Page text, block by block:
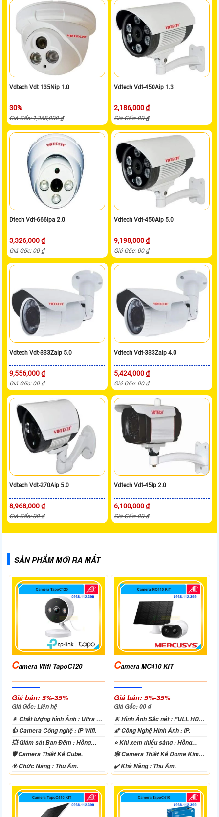
Vdtech Vdt 135Nip 1.0
30%
Giá Gốc: 1,368,000 ₫
Vdtech Vdt-450Aip 1.3
2,186,000 ₫
Giá Gốc: 00 ₫
Dtech Vdt-666Ipa 2.0
3,326,000 ₫
Giá Gốc: 00 ₫
Vdtech Vdt-450Aip 5.0
9,198,000 ₫
Giá Gốc: 00 ₫
Vdtech Vdt-333Zaip 5.0
9,556,000 ₫
Giá Gốc: 00 ₫
Vdtech Vdt-333Zaip 4.0
5,424,000 ₫
Giá Gốc: 00 ₫
Vdtech Vdt-270Aip 5.0
8,968,000 ₫
Giá Gốc: 00 ₫
Vdtech Vdt-45Ip 2.0
6,100,000 ₫
Giá Gốc: 00 ₫
SẢN PHẨM MỚI RA MẮT
CAmera Wifi TapoC120
Giá bán: 5%-35%
Giá Gốc: Liên hệ
🔅 Chất lượng hình Ảnh : Ultra 2k
+ .
👍 Camera Công nghệ :IP Wifi.
💥 Giám sát Ban Đêm :Hồng
Ngoại 10m Hồng Ngoại SMD.
🛡 Camera Thiết Kế Cube.
️☣️ Chức Năng : Thu Âm.
CAmera MC410 KIT
Giá bán: 5%-35%
Giá Gốc: 00 ₫
🔆 Hình Ảnh Sắc nét :FULL HD
1080P .
🌠 Công Nghệ Hình Ảnh :IP.
⭐ Khi xem thiếu sáng :Hồng
Ngoại 10m Hồng Ngoại SMD.
🕸️ Camera Thiết KếDome Kim
loại + Nhựa. ️✔️ Khả Năng : Thu Âm.